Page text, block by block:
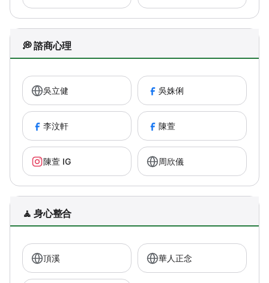
💭 諮商心理
吳立健 吳姝俐
李汶軒 陳萱
陳萱 IG 周欣儀
🧘 身心整合
頂溪 華人正念